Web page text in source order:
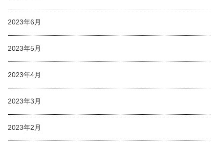
2023年6月
2023年5月
2023年4月
2023年3月
2023年2月